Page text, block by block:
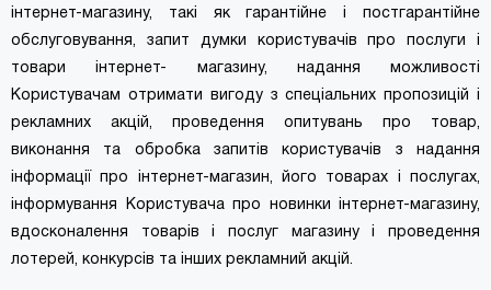
інтернет-магазину, такі як гарантійне і постгарантійне
обслуговування, запит думки користувачів про послуги і
товари інтернет- магазину, надання можливості
Користувачам отримати вигоду з спеціальних пропозицій і
рекламних акцій, проведення опитувань про товар,
виконання та обробка запитів користувачів з надання
інформації про інтернет-магазин, його товарах і послугах,
інформування Користувача про новинки інтернет-магазину,
вдосконалення товарів і послуг магазину і проведення
лотерей, конкурсів та інших рекламний акцій.